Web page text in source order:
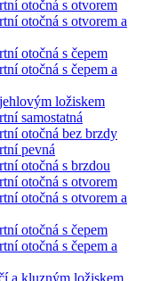
otočná s otvorem
otočná s otvorem a
otočná s čepem
otočná s čepem a
ložiskem
samostatná
otočná bez brzdy
pevná
otočná s brzdou
otočná s otvorem
otočná s otvorem a
otočná s čepem
otočná s čepem a
a kluzným ložiskem